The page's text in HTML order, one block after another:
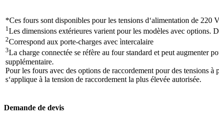
*Ces fours sont disponibles pour les tensions d‘alimentation de
1 Les dimensions extérieures varient pour les modèles avec options.
2Correspond aux porte-charges avec ìntercalaire
3La charge connectée se réfère au four standard et peut augmenter
supplémentaire.
Pour les fours avec des options de raccordement pour des tensions à
s‘applique à la tension de raccordement la plus élevée autorisée.
Demande de devis